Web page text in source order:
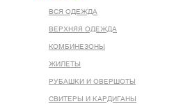
ВСЯ ОДЕЖДА
ВЕРХНЯЯ ОДЕЖДА
КОМБИНЕЗОНЫ
ЖИЛЕТЫ
РУБАШКИ И ОВЕРШОТЫ
СВИТЕРЫ И КАРДИГАНЫ